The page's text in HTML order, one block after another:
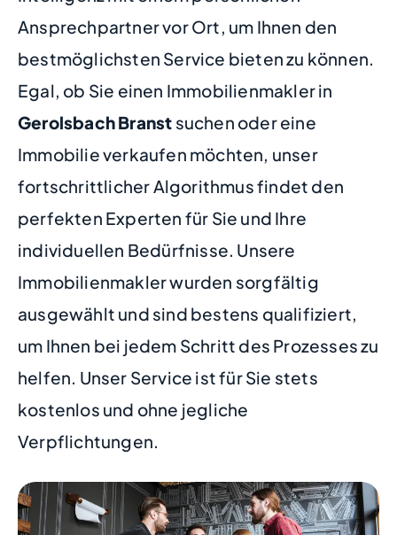
Ansprechpartner vor Ort, um Ihnen den
bestmöglichsten Service bieten zu können.
Egal, ob Sie einen Immobilienmakler in
Gerolsbach Branst suchen oder eine
Immobilie verkaufen möchten, unser
fortschrittlicher Algorithmus findet den
perfekten Experten für Sie und Ihre
individuellen Bedürfnisse. Unsere
Immobilienmakler wurden sorgfältig
ausgewählt und sind bestens qualifiziert,
um Ihnen bei jedem Schritt des Prozesses zu
helfen. Unser Service ist für Sie stets
kostenlos und ohne jegliche
Verpflichtungen.